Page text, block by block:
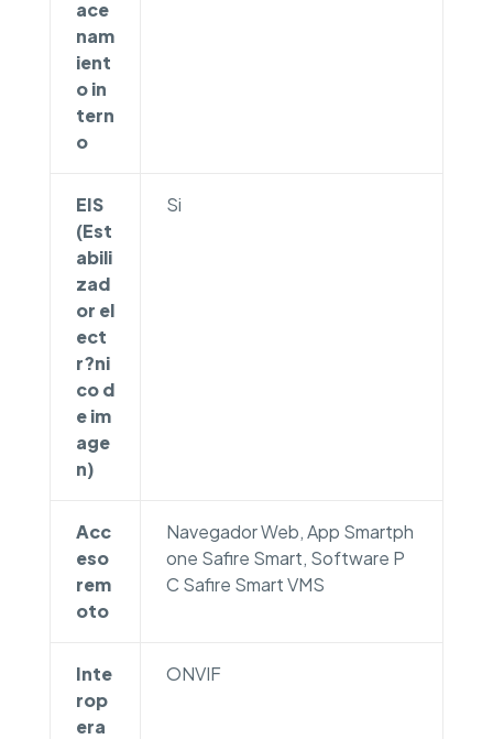
ace
nam
ient
o in
tern
o
EIS
(Est
abili
zad
or el
ect
r?ni
co d
e im
age
n)
Si
Acc
eso
rem
oto
Navegador Web, App Smartph
one Safire Smart, Software P
C Safire Smart VMS
Inte
rop
era
ONVIF